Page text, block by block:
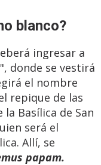
blanco?
ingresar a
donde se vestirá
el nombre
repique de las
Basílica de San
será el
Allí, se
papam.